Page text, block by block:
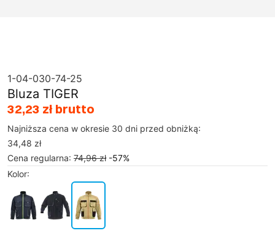
1-04-030-74-25
Bluza TIGER
32,23 zł brutto
Najniższa cena w okresie 30 dni przed obniżką:
34,48 zł
Cena regularna: 74,96 zł -57%
Kolor: